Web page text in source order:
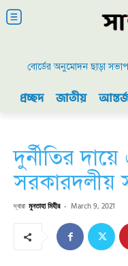
বোর্ডের অনুমোদন ছাড়া
প্রচ্ছদ জাতীয়
দুর্নীতির
সরকারদলীয়
দ্বারা মুনতাহা মিহীর - March 9, 2021